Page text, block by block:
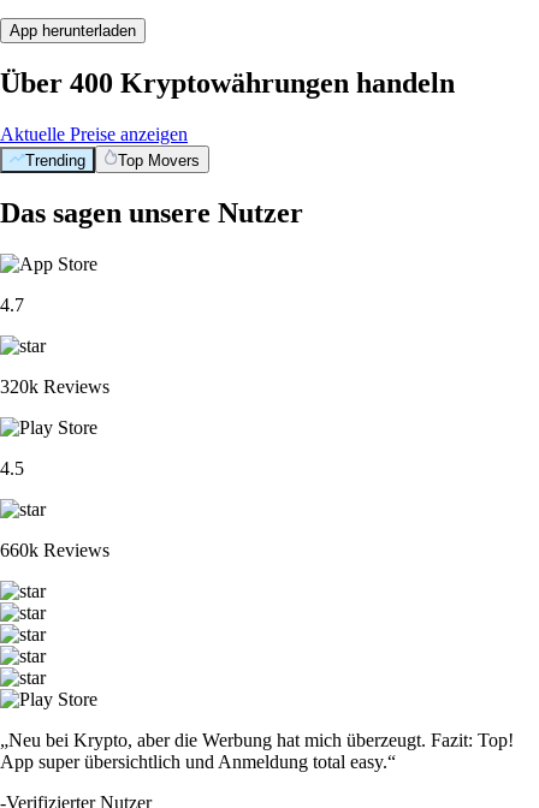
App herunterladen
Über 400 Kryptowährungen handeln
Aktuelle Preise anzeigen
Trending Top Movers
Das sagen unsere Nutzer
4.7
320k Reviews
4.5
660k Reviews
„Neu bei Krypto, aber die Werbung hat mich überzeugt. Fazit: Top!
App super übersichtlich und Anmeldung total easy.“
-Verifizierter Nutzer